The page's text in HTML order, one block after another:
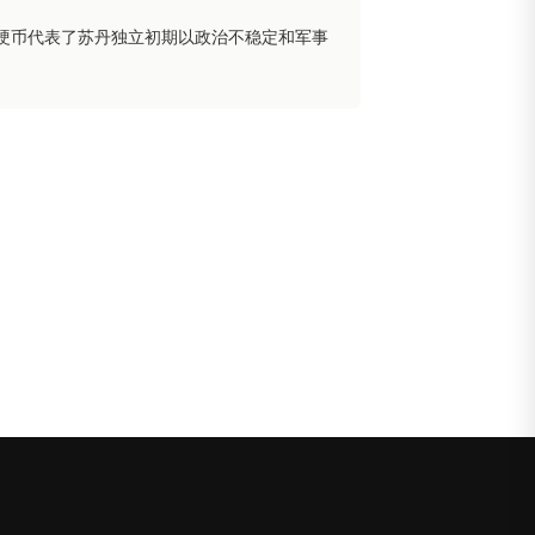
币代表了苏丹独立初期以政治不稳定和军事